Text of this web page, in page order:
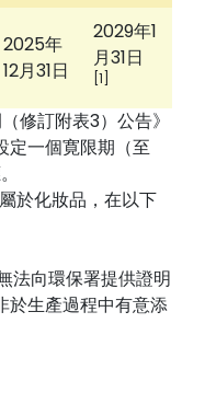
2025年
12月31日
2029年1
月31日
[1]
修訂附表3）公告》
定一個寛限期（至
於化妝品，在以下
法向環保署提供證明
於生產過程中有意添